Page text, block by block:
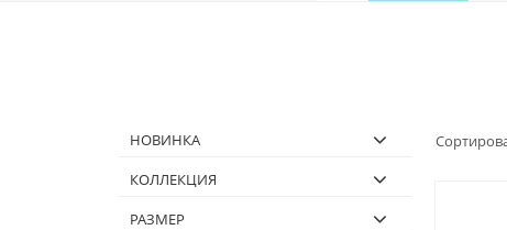
НОВИНКА
КОЛЛЕКЦИЯ
РАЗМЕР